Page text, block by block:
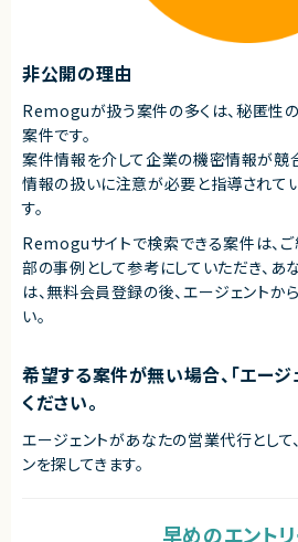
非公開の理由
Remoguが扱う案件の多くは、秘匿性
案件です。
案件情報を介して企業の機密情報が競
情報の扱いに注意が必要と指導されて
す。
Remoguサイトで検索できる案件は、
部の事例として参考にしていただき、 あ
は、無料会員登録の後、エージェントか
い。
希望する案件が無い場合、「エージ
ください。
エージェントがあなたの営業代行として
ンを探してきます。
早めのエント